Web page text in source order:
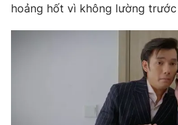
hoảng hốt vì không lường